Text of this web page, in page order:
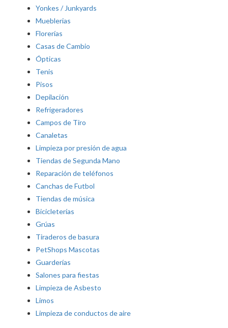
Yonkes / Junkyards
Mueblerias
Florerías
Casas de Cambio
Ópticas
Tenis
Pisos
Depilación
Refrigeradores
Campos de Tiro
Canaletas
Limpieza por presión de agua
Tiendas de Segunda Mano
Reparación de teléfonos
Canchas de Futbol
Tiendas de música
Bicicleterías
Grúas
Tiraderos de basura
PetShops Mascotas
Guarderías
Salones para fiestas
Limpieza de Asbesto
Limos
Limpieza de conductos de aire